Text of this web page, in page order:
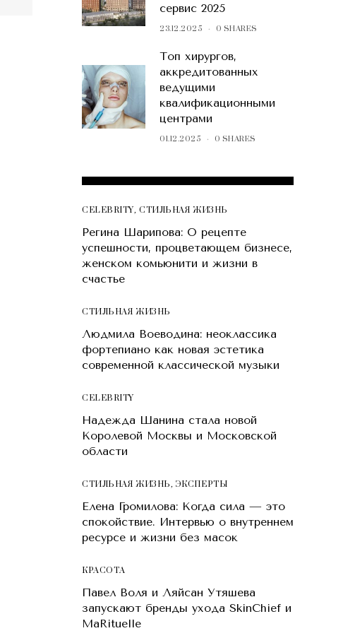
сервис 2025
23.12.2025 0 SHARES
Топ хирургов,
аккредитованных
ведущими
квалификационными
центрами
01.12.2025 0 SHARES
CELEBRITY,СТИЛЬНАЯ ЖИЗНЬ
Регина Шарипова: О рецепте
успешности, процветающем бизнесе,
женском комьюнити и жизни в
счастье
СТИЛЬНАЯ ЖИЗНЬ
Людмила Воеводина: неоклассика
фортепиано как новая эстетика
современной классической музыки
CELEBRITY
Надежда Шанина стала новой
Королевой Москвы и Московской
области
СТИЛЬНАЯ ЖИЗНЬ, ЭКСПЕРТЫ
Елена Громилова: Когда сила — это
спокойствие. Интервью о внутреннем
ресурсе и жизни без масок
КРАСОТA
Павел Воля и Ляйсан Утяшева
запускают бренды ухода SkinChief и
MaRituelle